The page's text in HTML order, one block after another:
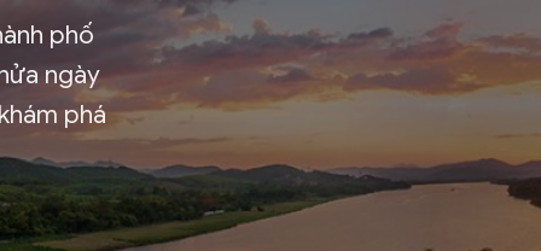
phố
ngày
phá